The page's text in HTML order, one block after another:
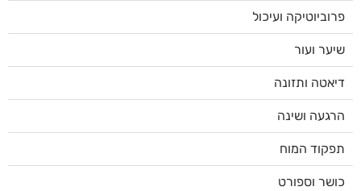
פרוביוטיקה ועיכול
שיער ועור
דיאטה ותזונה
הרגעה ושינה
תפקוד המוח
כושר וספורט